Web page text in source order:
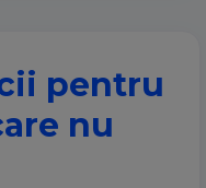
pentru
nu